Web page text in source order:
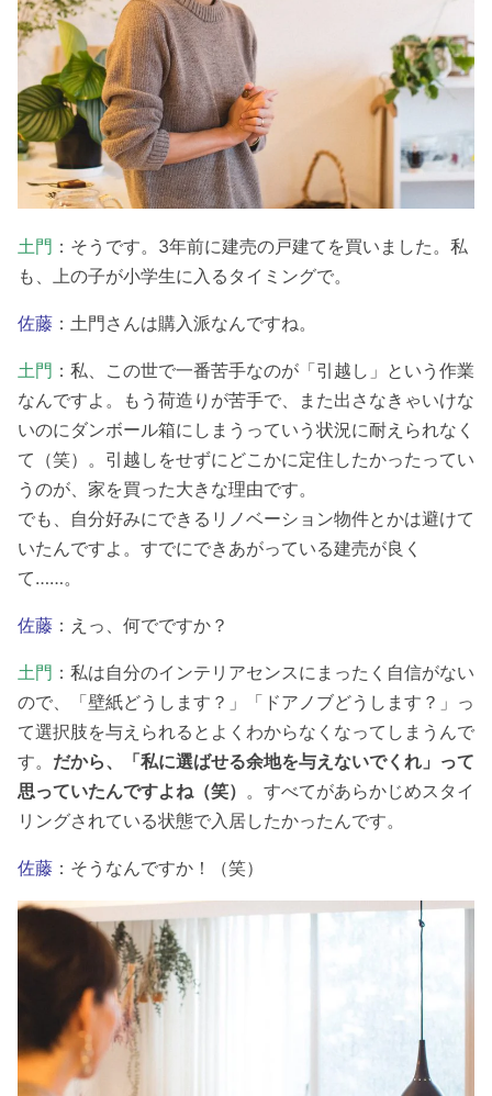
土門 ：そうです。3年前に建売の戸建てを買いました。私
も、上の子が小学生に入るタイミングで。
佐藤 ：土門さんは購入派なんですね。
土門 ：私、この世で一番苦手なのが「引越し」という作業
なんですよ。もう荷造りが苦手で、また出さなきゃいけな
いのにダンボール箱にしまうっていう状況に耐えられなく
て（笑）。引越しをせずにどこかに定住したかったってい
うのが、家を買った大きな理由です。
でも、自分好みにできるリノベーション物件とかは避けて
いたんですよ。すでにできあがっている建売が良く
て……。
佐藤 ：えっ、何でですか？
土門 ：私は自分のインテリアセンスにまったく自信がない
ので、「壁紙どうします？」「ドアノブどうします？」っ
て選択肢を与えられるとよくわからなくなってしまうんで
す。 だから、「私に選ばせる余地を与えないでくれ」って
思っていたんですよね（笑） 。すべてがあらかじめスタイ
リングされている状態で入居したかったんです。
佐藤 ：そうなんですか！（笑）